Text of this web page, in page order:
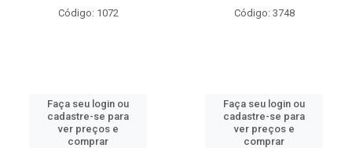
Código: 1072
Faça seu login ou
cadastre-se para
ver preços e
comprar
Código: 3748
Faça seu login ou
cadastre-se para
ver preços e
comprar